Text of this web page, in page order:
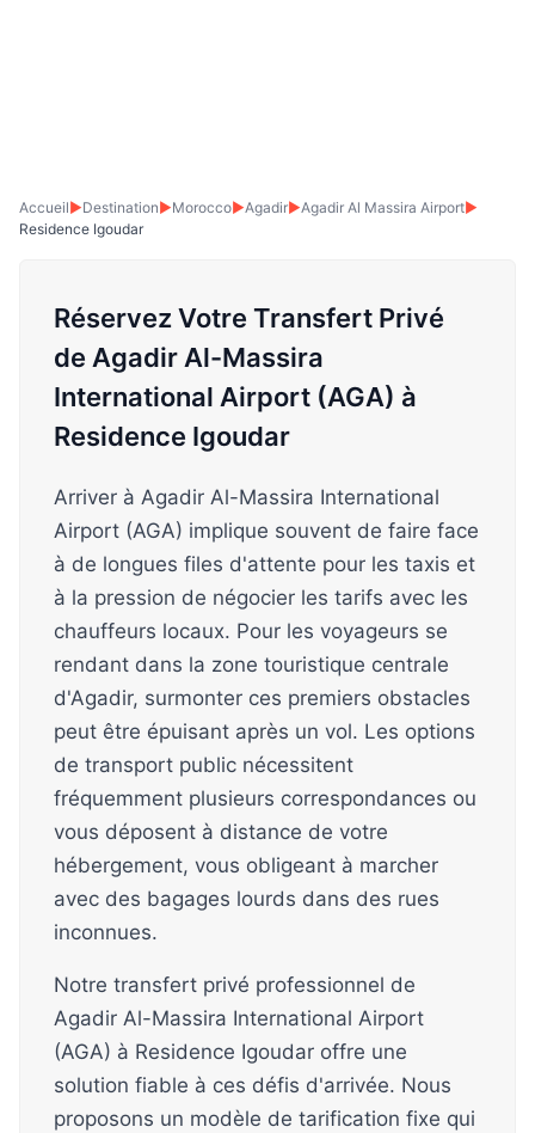
Accueil▶Destination▶Morocco▶Agadir▶Agadir Al Massira Airport▶
Residence Igoudar
Réservez Votre Transfert Privé
de Agadir Al-Massira
International Airport (AGA) à
Residence Igoudar
Arriver à Agadir Al-Massira International
Airport (AGA) implique souvent de faire face
à de longues files d'attente pour les taxis et
à la pression de négocier les tarifs avec les
chauffeurs locaux. Pour les voyageurs se
rendant dans la zone touristique centrale
d'Agadir, surmonter ces premiers obstacles
peut être épuisant après un vol. Les options
de transport public nécessitent
fréquemment plusieurs correspondances ou
vous déposent à distance de votre
hébergement, vous obligeant à marcher
avec des bagages lourds dans des rues
inconnues.
Notre transfert privé professionnel de
Agadir Al-Massira International Airport
(AGA) à Residence Igoudar offre une
solution fiable à ces défis d'arrivée. Nous
proposons un modèle de tarification fixe qui